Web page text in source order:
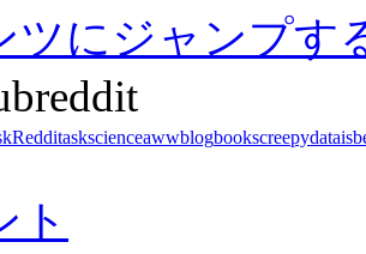
ツにジャンプす
askscienceawwblogbookscreepy
ト